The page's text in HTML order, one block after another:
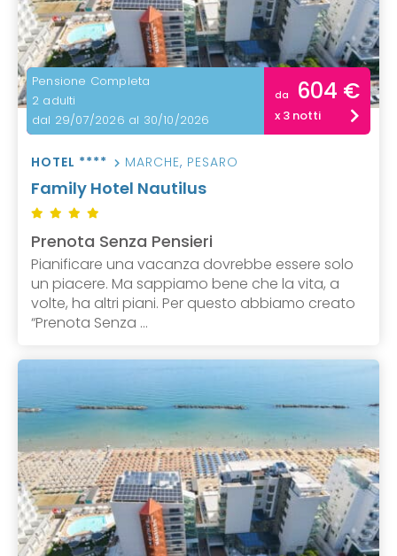
Pensione Completa
2 adulti
dal 29/07/2026 al 30/10/2026
da 604 €
x 3 notti
HOTEL **** MARCHE, PESARO
Family Hotel Nautilus
Prenota Senza Pensieri
Pianificare una vacanza dovrebbe essere solo
un piacere. Ma sappiamo bene che la vita, a
volte, ha altri piani. Per questo abbiamo creato
“Prenota Senza ...